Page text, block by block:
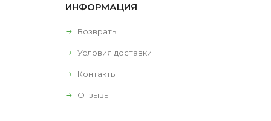
ИНФОРМАЦИЯ
Возвраты
Условия доставки
Контакты
Отзывы